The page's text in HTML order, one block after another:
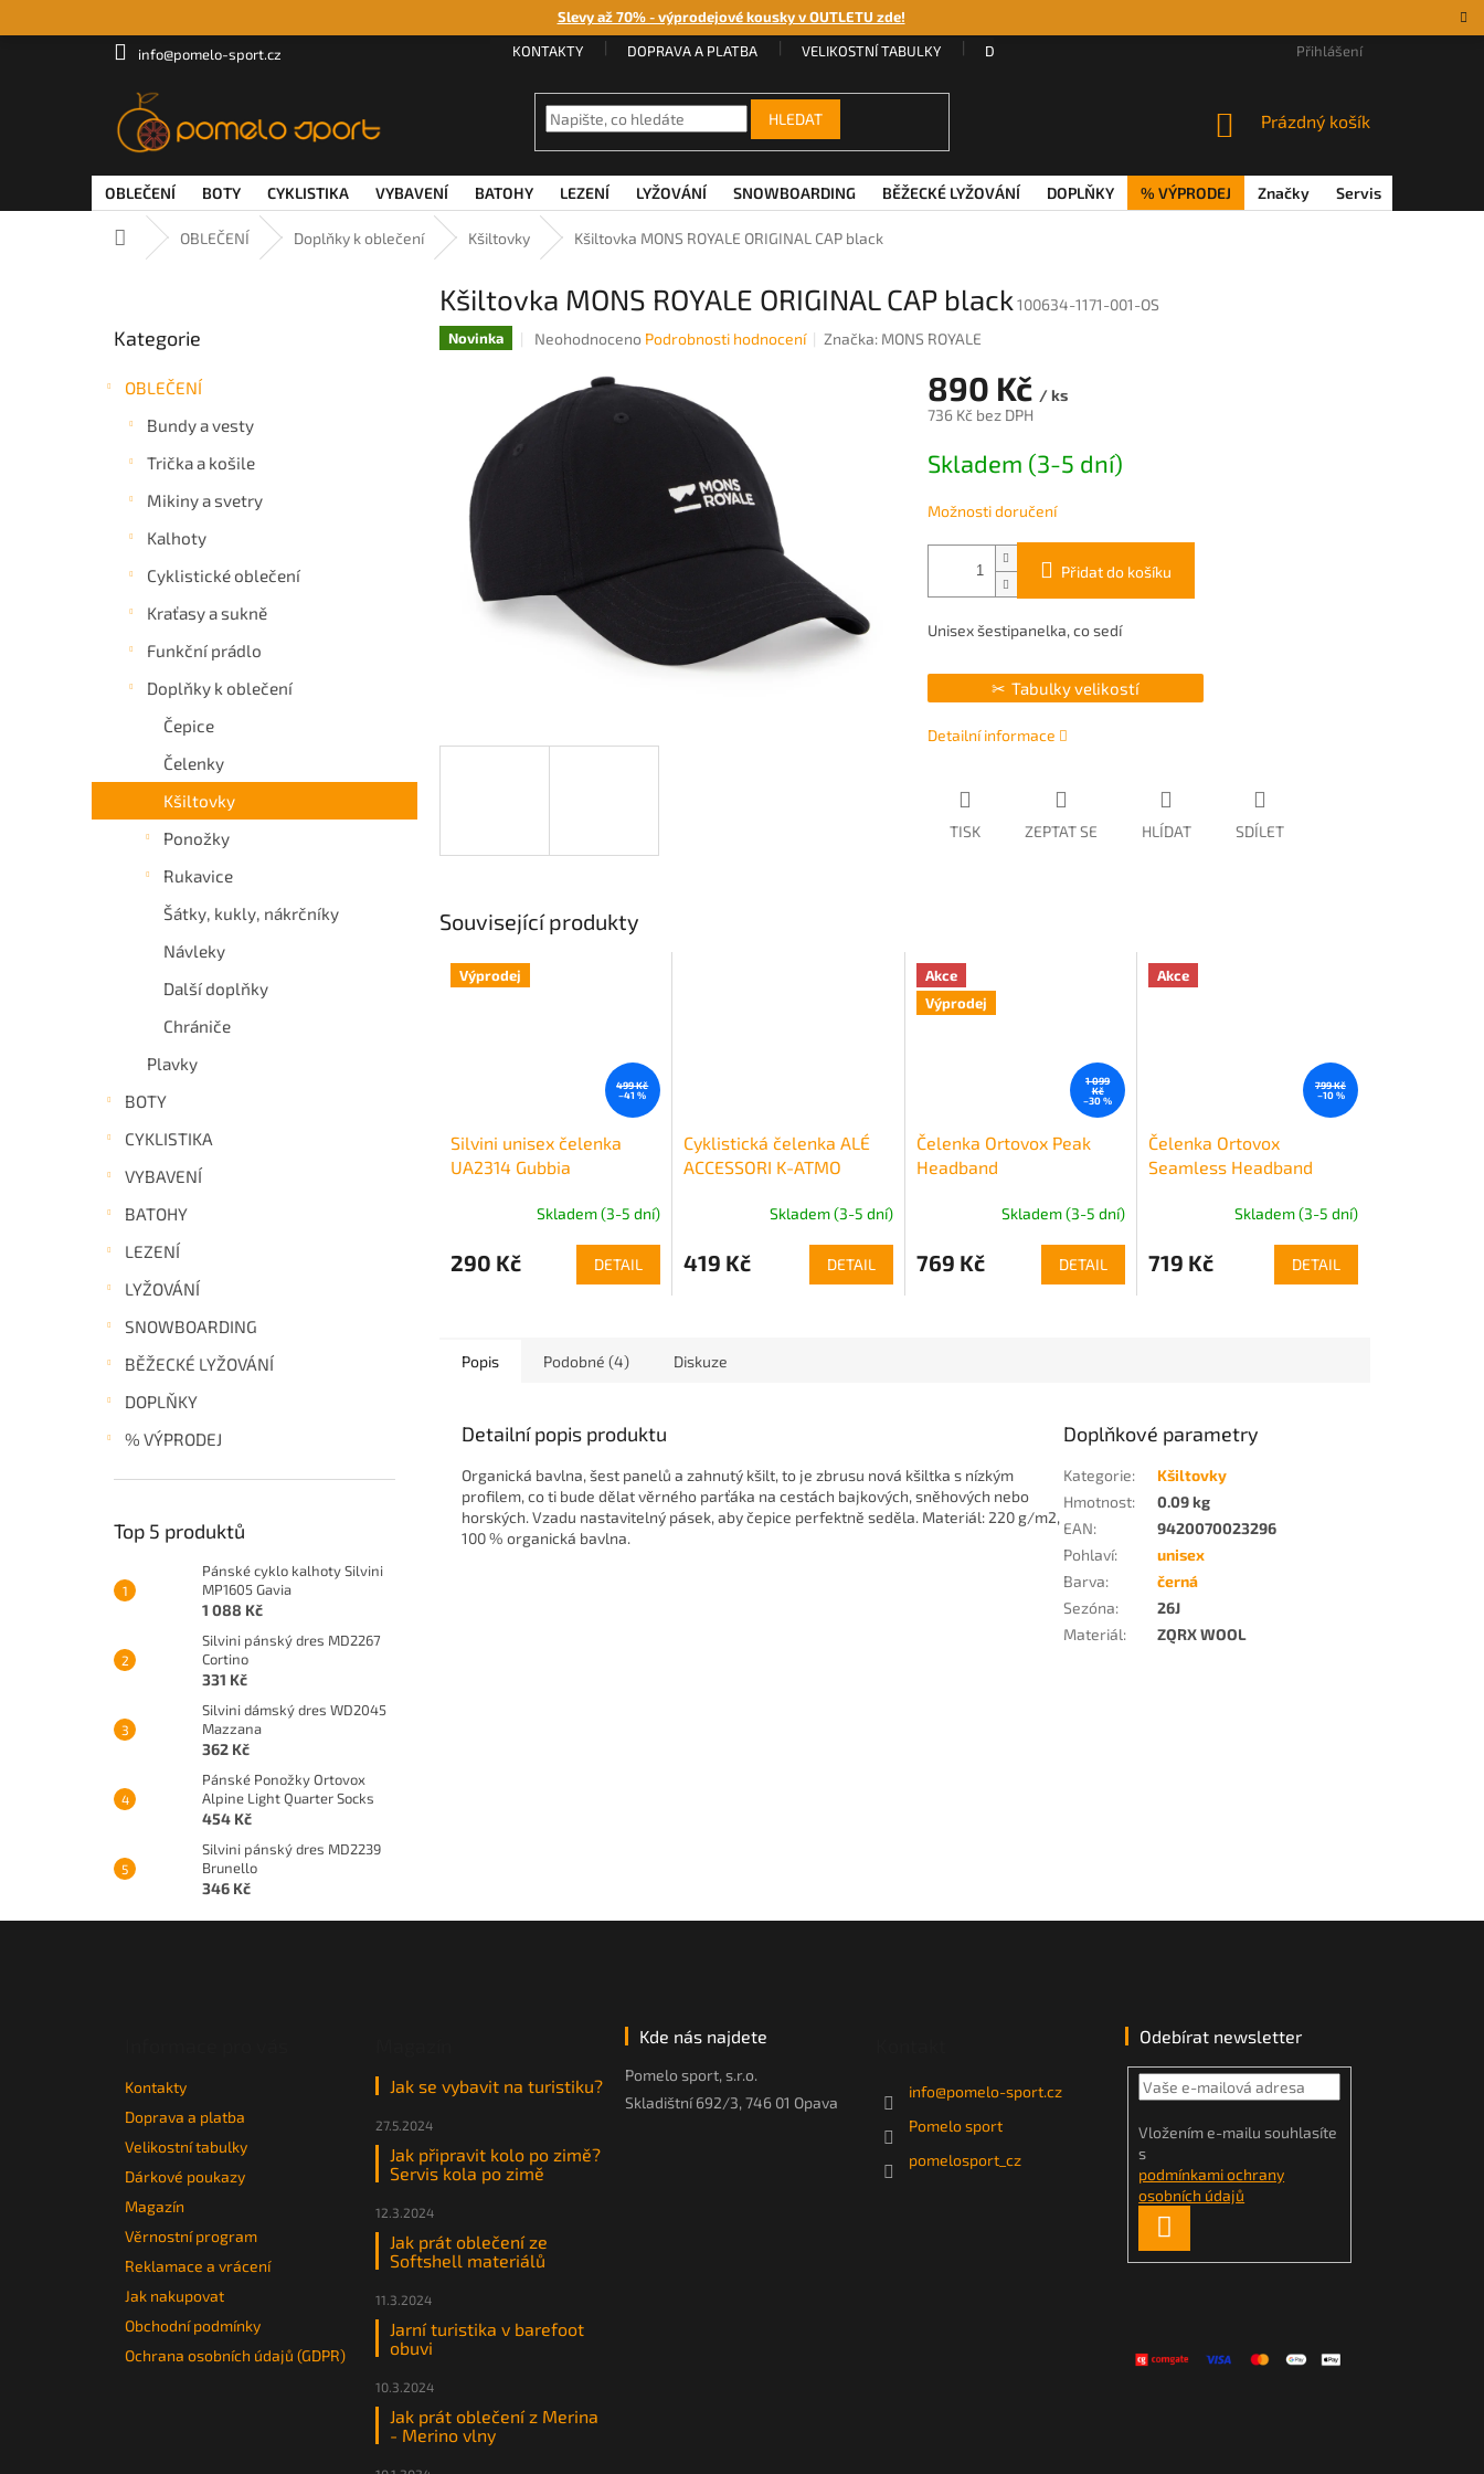
Slevy až 70% - výprodejové kousky v OUTLETU zde!
info@pomelo-sport.cz KONTAKTY DOPRAVA A PLATBA VELIKOSTNÍ TABULKY DÁRKOVÉ POUKAZY VĚRNOSTNÍ PROGRAM
Přihlášení
HLEDAT
NÁKUPNÍ
Prázdný košík
OBLEČENÍ BOTY CYKLISTIKA VYBAVENÍ BATOHY LEZENÍ LYŽOVÁNÍ SNOWBOARDING BĚŽECKÉ LYŽOVÁNÍ DOPLŇKY % VÝPRODEJ Značky Servis
Domů OBLEČENÍ Doplňky k oblečení Kšiltovky Kšiltovka MONS ROYALE ORIGINAL CAP black
kategorie
Kategorie
OBLEČENÍ
Bundy a vesty
Trička a košile
Mikiny a svetry
Kalhoty
Cyklistické oblečení
Kraťasy a sukně
Funkční prádlo
Doplňky k oblečení
Čepice
Čelenky
Kšiltovky
Ponožky
Rukavice
Šátky, kukly, nákrčníky
Návleky
Další doplňky
Chrániče
Plavky
BOTY
CYKLISTIKA
VYBAVENÍ
BATOHY
LEZENÍ
LYŽOVÁNÍ
SNOWBOARDING
BĚŽECKÉ LYŽOVÁNÍ
DOPLŇKY
% VÝPRODEJ
Top 5 produktů
Pánské cyklo kalhoty Silvini
MP1605 Gavia
1 088 Kč
Silvini pánský dres MD2267
Cortino
331 Kč
Silvini dámský dres WD2045
Mazzana
362 Kč
Pánské Ponožky Ortovox
Alpine Light Quarter Socks
454 Kč
Silvini pánský dres MD2239
Brunello
346 Kč
Kšiltovka MONS ROYALE ORIGINAL CAP black 100634-1171-001-OS
Novinka
Průměrné
produktu
je
Neohodnoceno Podrobnosti hodnocení Značka: MONS ROYALE
890 Kč / ks
736 Kč bez DPH
cena:
Skladem (3-5 dní)
Možnosti doručení
Přidat do košíku
Unisex šestipanelka, co sedí
Tabulky velikostí
Detailní informace
TISK ZEPTAT SE HLÍDAT SDÍLET
Související produkty
Výprodej
499 Kč
–41 %
Silvini unisex čelenka
UA2314 Gubbia
Skladem (3-5 dní)
290 Kč DETAIL
Cyklistická čelenka ALÉ
ACCESSORI K-ATMO
Skladem (3-5 dní)
419 Kč DETAIL
Akce
Výprodej
1 099
Kč
–30 %
Čelenka Ortovox Peak
Headband
Skladem (3-5 dní)
769 Kč DETAIL
Akce
799 Kč
–10 %
Čelenka Ortovox
Seamless Headband
Skladem (3-5 dní)
719 Kč DETAIL
Popis Podobné (4) Diskuze
Detailní popis produktu
Organická bavlna, šest panelů a zahnutý kšilt, to je zbrusu nová kšiltka s nízkým
profilem, co ti bude dělat věrného parťáka na cestách bajkových, sněhových nebo
horských. Vzadu nastavitelný pásek, aby čepice perfektně seděla. Materiál: 220 g/m2,
100 % organická bavlna.
Doplňkové parametry
Kategorie:
Kšiltovky
Hmotnost:
0.09 kg
EAN:
9420070023296
Pohlaví:
unisex
Barva:
černá
Sezóna:
26J
Materiál: ZQRX WOOL
Kontakty
Doprava a platba
Velikostní tabulky
Dárkové poukazy
Magazín
Věrnostní program
Reklamace a vrácení
Jak nakupovat
Obchodní podmínky
Ochrana osobních údajů (GDPR)
Jak se vybavit na turistiku?
27.5.2024
Jak připravit kolo po zimě?
Servis kola po zimě
12.3.2024
Jak prát oblečení ze
Softshell materiálů
11.3.2024
Jarní turistika v barefoot
obuvi
10.3.2024
Jak prát oblečení z Merina
- Merino vlny
Kde nás najdete
Pomelo sport, s.r.o.
Skladištní 692/3, 746 01 Opava
info@pomelo-sport.cz
Pomelo sport
pomelosport_cz
Odebírat newsletter
Vložením e-mailu souhlasíte
s
podmínkami ochrany
osobních údajů
SE